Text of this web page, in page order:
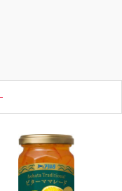
# 中華その他